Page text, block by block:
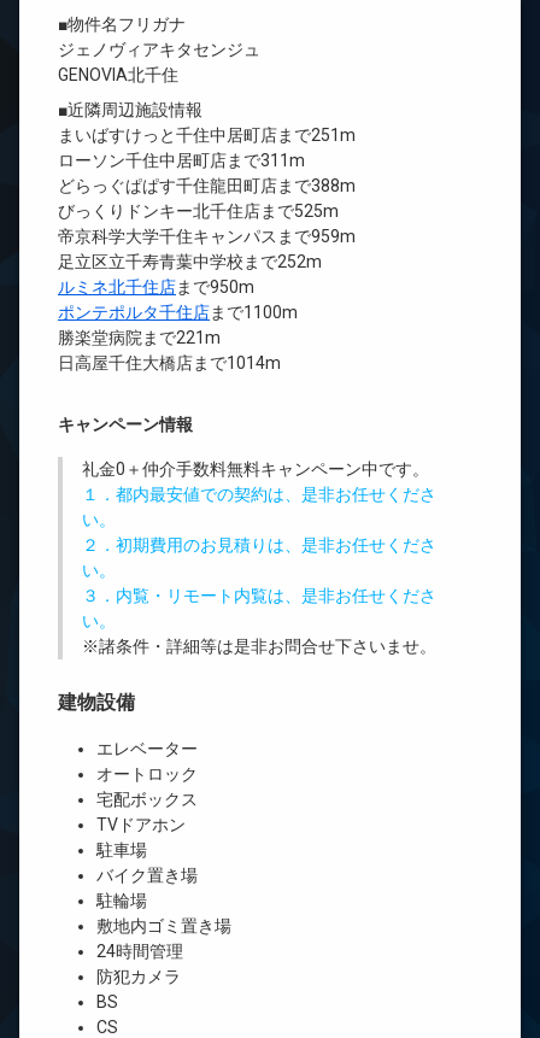
■物件名フリガナ
ジェノヴィアキタセンジュ
GENOVIA北千住
■近隣周辺施設情報
まいばすけっと千住中居町店まで251m
ローソン千住中居町店まで311m
どらっぐぱぱす千住龍田町店まで388m
びっくりドンキー北千住店まで525m
帝京科学大学千住キャンパスまで959m
足立区立千寿青葉中学校まで252m
ルミネ北千住店まで950m
ポンテポルタ千住店まで1100m
勝楽堂病院まで221m
日高屋千住大橋店まで1014m
キャンペーン情報
礼金0 ＋仲介手数料無料キャンペーン中です。
１．都内最安値での契約は、是非お任せくださ
い。
２．初期費用のお見積りは、是非お任せくださ
い。
３．内覧・リモート内覧は、是非お任せくださ
い。
※諸条件・詳細等は是非お問合せ下さいませ。
建物設備
エレベーター
オートロック
宅配ボックス
TVドアホン
駐車場
バイク置き場
駐輪場
敷地内ゴミ置き場
24時間管理
防犯カメラ
BS
CS